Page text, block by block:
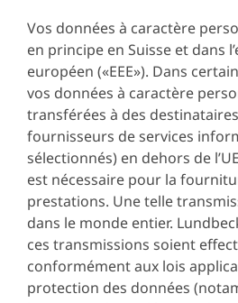
Vos données à caractère
en principe en Suisse et dans
européen («EEE»). Dans
vos données à caractère
transférées à des
fournisseurs de services
sélectionnés) en dehors de
est nécessaire pour la
prestations. Une telle
dans le monde entier.
ces transmissions soient
conformément aux lois
protection des données